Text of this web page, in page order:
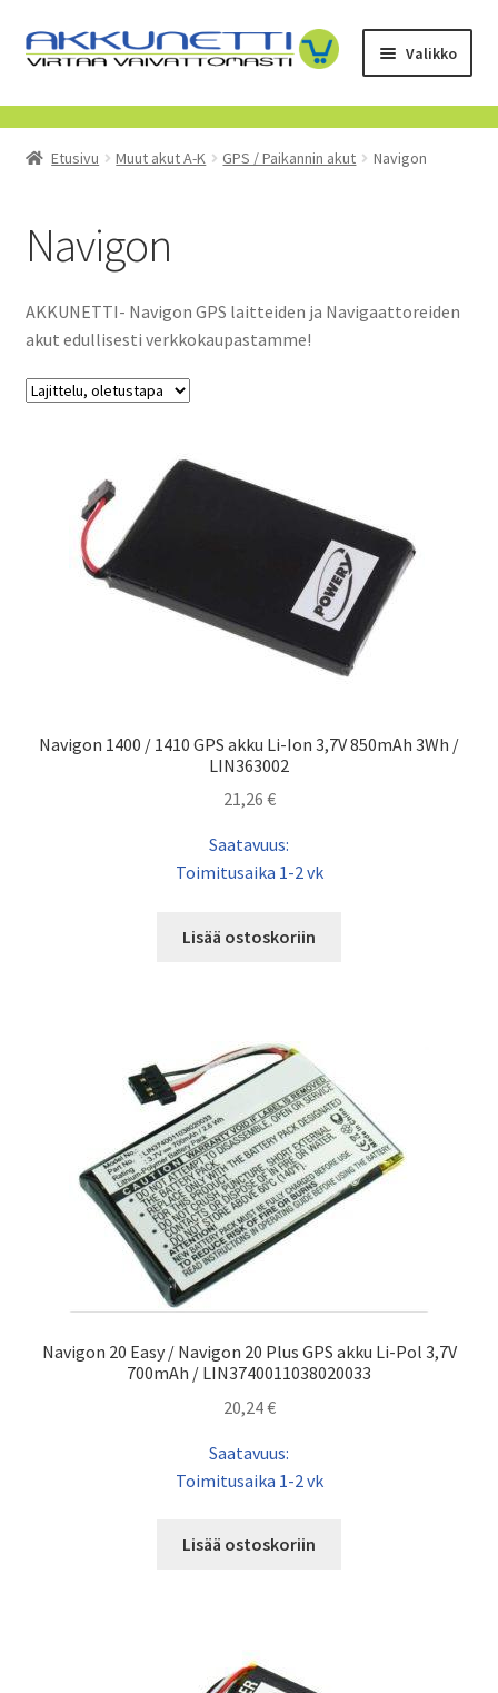
Siirry
navigointiin
Siirry
sisältöön
Valikko
Kauppa
Tietoa meistä
Yrityksille
POISTUVAT TUOTTEET
Etusivu Muut akut A-K GPS / Paikannin akut Navigon
Navigon
AKKUNETTI- Navigon GPS laitteiden ja Navigaattoreiden
akut edullisesti verkkokaupastamme!
Navigon 1400 / 1410 GPS akku Li-Ion 3,7V 850mAh 3Wh /
LIN363002
21,26 €
Saatavuus:
Toimitusaika 1-2 vk
Lisää ostoskoriin
Navigon 20 Easy / Navigon 20 Plus GPS akku Li-Pol 3,7V
700mAh / LIN3740011038020033
20,24€
Saatavuus:
Toimitusaika 1-2 vk
Lisää ostoskoriin